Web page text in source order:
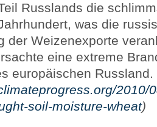
Russlands die
was die
der Weizenexporte
eine extreme
europäischen Russland.
2010/
soil-moisture-wheat)